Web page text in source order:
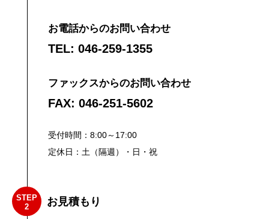
お電話からのお問い合わせ
TEL: 046-259-1355
ファックスからのお問い合わせ
FAX: 046-251-5602
受付時間：8:00～17:00
定休日：土（隔週）・日・祝
STEP
2
お見積もり